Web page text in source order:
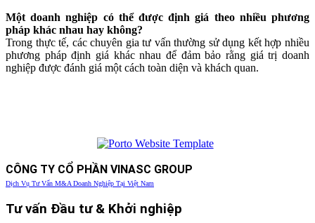
Một doanh nghiệp có thể được định giá theo nhiều phương
pháp khác nhau hay không?
Trong thực tế, các chuyên gia tư vấn thường sử dụng kết hợp nhiều
phương pháp định giá khác nhau để đảm bảo rằng giá trị doanh
nghiệp được đánh giá một cách toàn diện và khách quan.
CÔNG TY CỔ PHẦN VINASC GROUP
Dịch Vụ Tư Vấn M&A Doanh Nghiệp Tại Việt Nam
Tư vấn Đầu tư & Khởi nghiệp